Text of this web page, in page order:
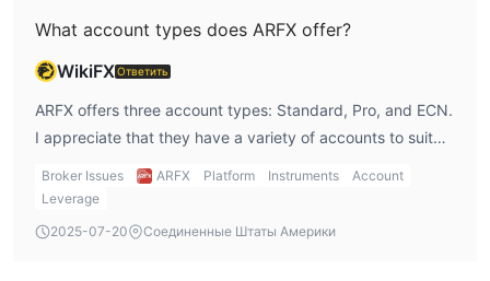
What account types does ARFX offer?
WikiFXОтветить
ARFX offers three account types: Standard, Pro, and ECN.
I appreciate that they have a variety of accounts to suit
different trading styles. I would likely choose the ECN
account for tighter spreads, though it requires a higher
Broker Issues ARFX Platform Instruments
Account
Leverage
2025-07-20
Соединенные Штаты Америки